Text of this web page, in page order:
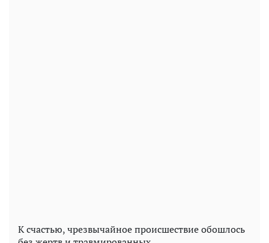
К счастью, чрезвычайное происшествие обошлось